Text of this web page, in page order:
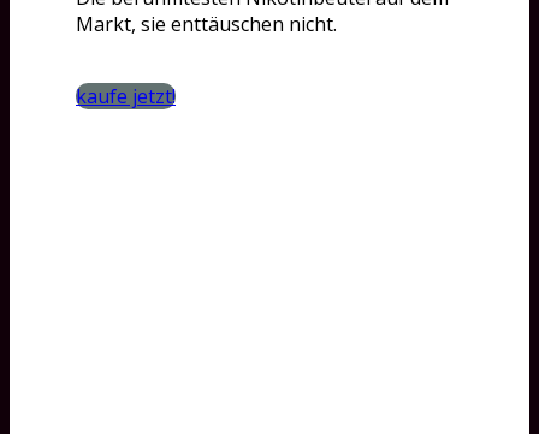
Markt, sie enttäuschen nicht.
kaufe jetzt!